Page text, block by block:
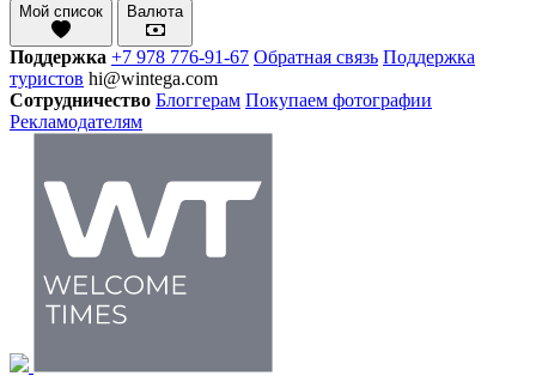
Мой список Валюта
Поддержка +7 978 776-91-67 Обратная связь Поддержка
туристов hi@wintega.com
Сотрудничество Блоггерам Покупаем фотографии
Рекламодателям